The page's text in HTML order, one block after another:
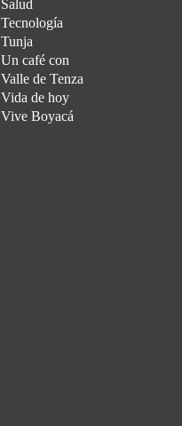
Salud
Tecnología
Tunja
Un café con
Valle de Tenza
Vida de hoy
Vive Boyacá